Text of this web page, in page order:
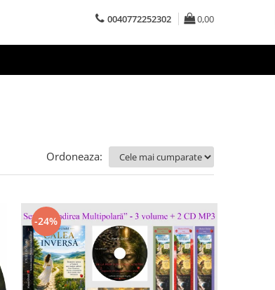
0040772252302 0,00
Ordoneaza:
-24%